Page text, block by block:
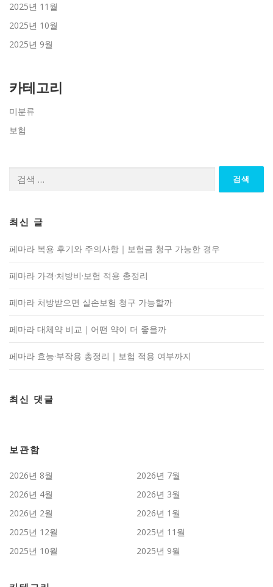
2025년 11월
2025년 10월
2025년 9월
카테고리
미분류
보험
최신 글
페마라 복용 후기와 주의사항｜보험금 청구 가능한 경우
페마라 가격·처방비·보험 적용 총정리
페마라 처방받으면 실손보험 청구 가능할까
페마라 대체약 비교｜어떤 약이 더 좋을까
페마라 효능·부작용 총정리｜보험 적용 여부까지
최신 댓글
보관함
2026년 8월
2026년 7월
2026년 4월
2026년 3월
2026년 2월
2026년 1월
2025년 12월
2025년 11월
2025년 10월
2025년 9월